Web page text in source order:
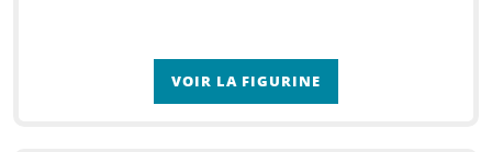
VOIR LA FIGURINE